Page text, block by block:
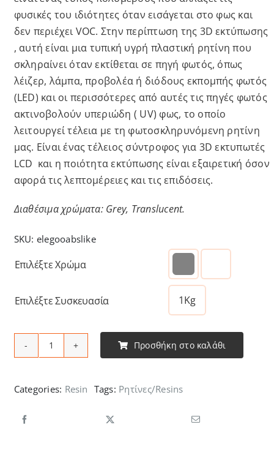
φυσικές του ιδιότητες όταν εισάγεται στο φως και
δεν περιέχει VOC. Στην περίπτωση της 3D εκτύπωσης
, αυτή είναι μια τυπική υγρή πλαστική ρητίνη που
σκληραίνει όταν εκτίθεται σε πηγή φωτός, όπως
λέιζερ, λάμπα, προβολέα ή διόδους εκπομπής φωτός
(LED) και οι περισσότερες από αυτές τις πηγές φωτός
ακτινοβολούν υπεριώδη ( UV) φως, το οποίο
λειτουργεί τέλεια με τη φωτοσκληρυνόμενη ρητίνη
μας. Είναι ένας τέλειος σύντροφος για 3D εκτυπωτές
LCD και η ποιότητα εκτύπωσης είναι εξαιρετική όσον
αφορά τις λεπτομέρειες και τις επιδόσεις.
Διαθέσιμα χρώματα: Grey, Translucent.
SKU: elegooabslike
Επιλέξτε Χρώμα
Επιλέξτε Συσκευασία 1Kg
Elegoo
ABS-
Προσθήκη στο καλάθι
Categories: Resin Tags: Ρητίνες/Resins